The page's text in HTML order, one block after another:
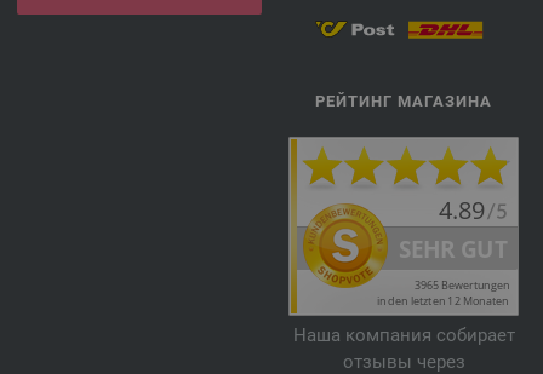
РЕЙТИНГ МАГАЗИНА
Наша компания собирает
отзывы через